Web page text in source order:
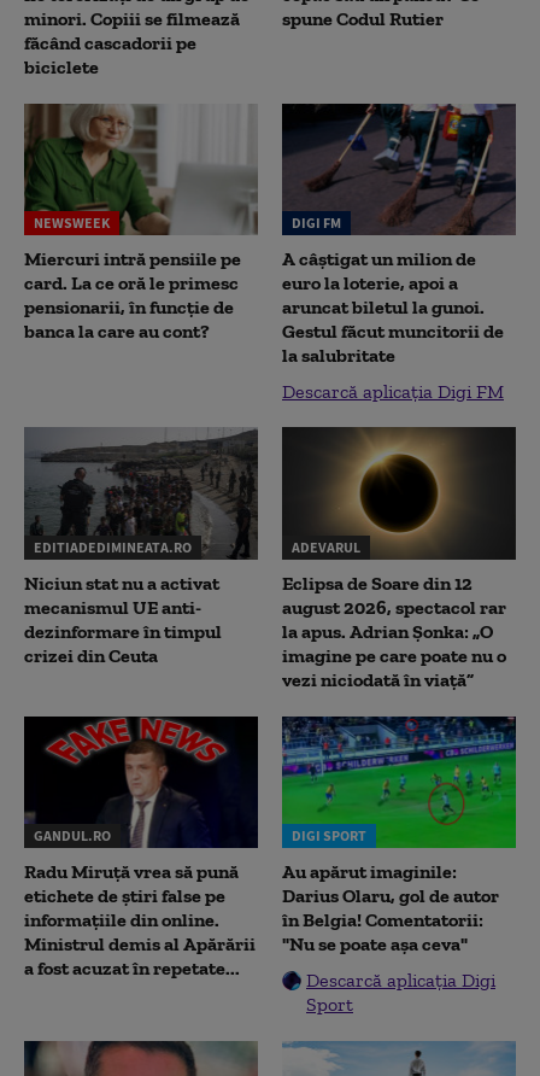
minori. Copiii se filmează
făcând cascadorii pe
biciclete
spune Codul Rutier
NEWSWEEK
Miercuri intră pensiile pe
card. La ce oră le primesc
pensionarii, în funcție de
banca la care au cont?
DIGI FM
A câștigat un milion de
euro la loterie, apoi a
aruncat biletul la gunoi.
Gestul făcut muncitorii de
la salubritate
Descarcă aplicația Digi FM
EDITIADEDIMINEATA.RO
Niciun stat nu a activat
mecanismul UE anti-
dezinformare în timpul
crizei din Ceuta
ADEVARUL
Eclipsa de Soare din 12
august 2026, spectacol rar
la apus. Adrian Șonka: „O
imagine pe care poate nu o
vezi niciodată în viață”
GANDUL.RO
Radu Miruţă vrea să pună
etichete de știri false pe
informațiile din online.
Ministrul demis al Apărării
a fost acuzat în repetate...
DIGI SPORT
Au apărut imaginile:
Darius Olaru, gol de autor
în Belgia! Comentatorii:
"Nu se poate așa ceva"
Descarcă aplicația Digi
Sport